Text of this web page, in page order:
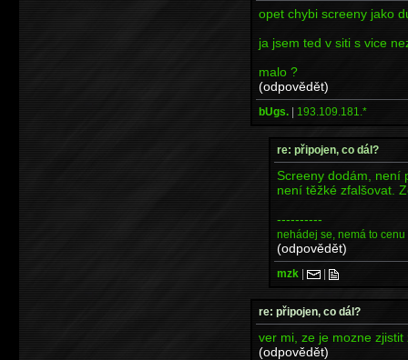
opet chybi screeny jako
ja jsem ted v siti s vice
malo ?
(odpovědět)
bUgs. | 193.109.181.*
re: připojen, co dál?
Screeny dodám, není
není těžké zfalšovat.
----------
nehádej se, nemá to cenu
(odpovědět)
mzk | |
re: připojen, co dál?
ver mi, ze je mozne
(odpovědět)